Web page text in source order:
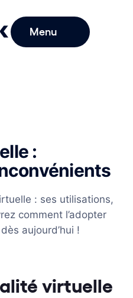
Menu
:
: ses utilisations,
comment l’adopter
aujourd’hui !
virtuelle